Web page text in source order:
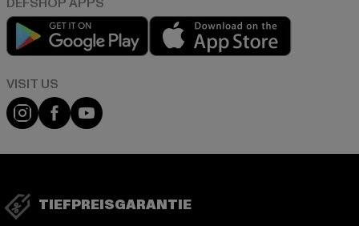
Play market
Visit our Instagram page:
Visit our Facebook page:
Visit our YouTube channel:
TIEFPREISGARANTIE